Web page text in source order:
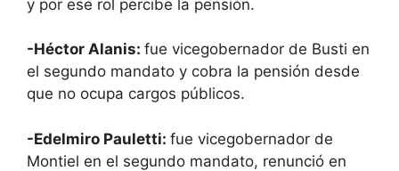
y por ese rol percibe la pensión.
-Héctor Alanis: fue vicegobernador de Busti en
el segundo mandato y cobra la pensión desde
que no ocupa cargos públicos.
-Edelmiro Pauletti: fue vicegobernador de
Montiel en el segundo mandato, renunció en